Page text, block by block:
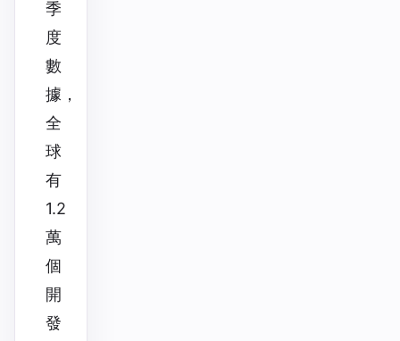
季
度
數
據，
全
球
有
1.2
萬
個
開
發